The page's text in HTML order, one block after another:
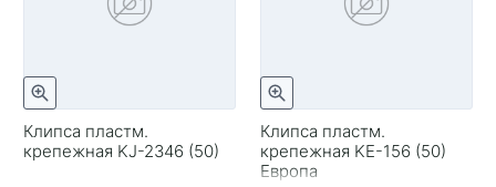
Клипса пластм.
крепежная KJ-2346 (50)
Клипса пластм.
крепежная KE-156 (50)
Европа